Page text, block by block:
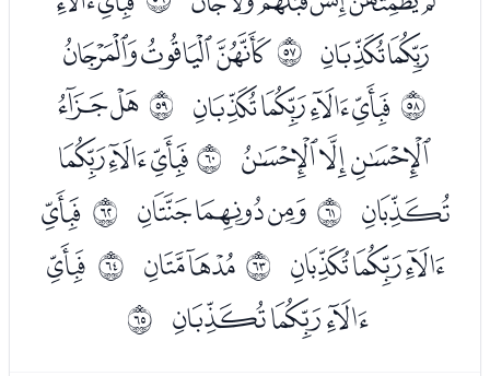
ﮫﮬ ﰸﮮﮯﮰ
ﰹﯓﯔﯕﯖ ﰺﯘﯙ
ﯚﯛﯜ ﰻﯞﯟﯠ
ﯡ ﰼﯣﯤﯥ ﰽ ﯧ
ﯨﯩﯪ ﰾﯬ ﰿ ﯮ
ﯯﯰﯱ ﱀ